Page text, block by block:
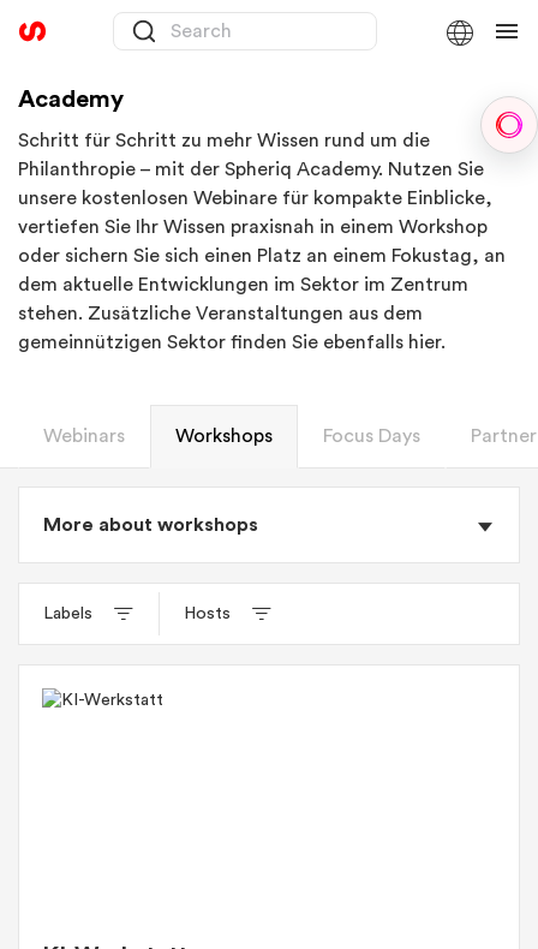
Academy
Schritt für Schritt zu mehr Wissen rund um die
Philanthropie – mit der Spheriq Academy. Nutzen Sie
unsere kostenlosen Webinare für kompakte Einblicke,
vertiefen Sie Ihr Wissen praxisnah in einem Workshop
oder sichern Sie sich einen Platz an einem Fokustag, an
dem aktuelle Entwicklungen im Sektor im Zentrum
stehen. Zusätzliche Veranstaltungen aus dem
gemeinnützigen Sektor finden Sie ebenfalls hier.
Webinars Workshops Focus Days
More about workshops
Labels Hosts